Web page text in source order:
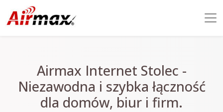
Airmax Internet Stolec -
Niezawodna i szybka łączność
dla domów, biur i firm.